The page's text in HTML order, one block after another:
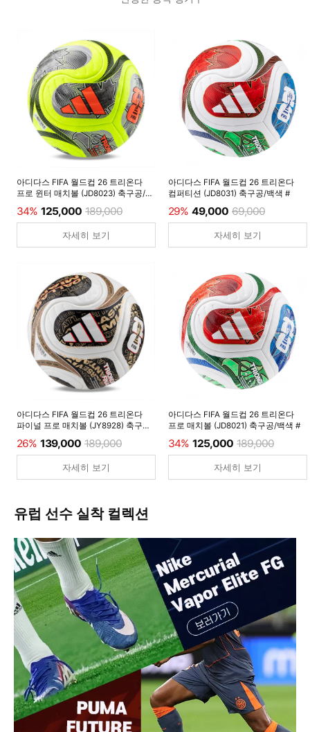
아디다스 FIFA 월드컵 26 트리온다
프로 윈터 매치볼 (JD8023) 축구공/
34% 125,000 189,000
자세히 보기
아디다스 FIFA 월드컵 26 트리온다
컴퍼티션 (JD8031) 축구공/백색 #
29% 49,000 69,000
자세히 보기
아디다스 FIFA 월드컵 26 트리온다
파이널 프로 매치볼 (JY8928) 축구공/
26% 139,000 189,000
자세히 보기
아디다스 FIFA 월드컵 26 트리온다
프로 매치볼 (JD8021) 축구공/백색 #
34% 125,000 189,000
자세히 보기
유럽 선수 실착 컬렉션